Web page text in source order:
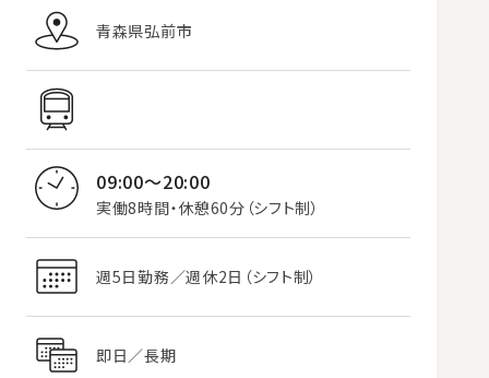
青森県弘前市
09:00～20:00
実働8時間・休憩60分（シフト制）
週5日勤務／週休2日（シフト制）
即日／長期